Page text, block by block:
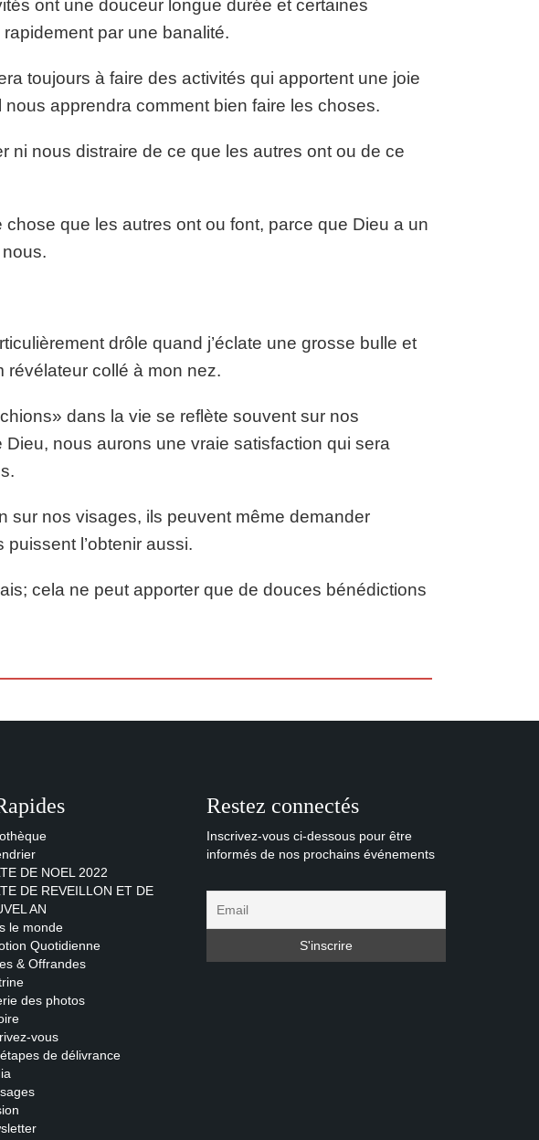
ont une douceur longue durée et certaines
rapidement par une banalité.
toujours à faire des activités qui apportent une joie
apprendra comment bien faire les choses.
ni nous distraire de ce que les autres ont ou de ce
que les autres ont ou font, parce que Dieu a un
drôle quand j’éclate une grosse bulle et
révélateur collé à mon nez.
dans la vie se reflète souvent sur nos
nous aurons une vraie satisfaction qui sera
sur nos visages, ils peuvent même demander
puissent l’obtenir aussi.
cela ne peut apporter que de douces bénédictions
DE NOEL 2022
DE REVEILLON ET DE
AN
le monde
Quotidienne
& Offrandes
des photos
vous
de délivrance
Restez connectés
Inscrivez-vous ci-dessous pour être
informés de nos prochains événements